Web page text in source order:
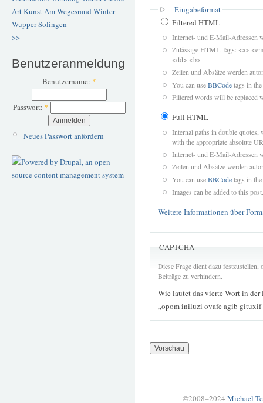
ArtKunstAm Wegesrand Winter
WupperSolingen
>>
Benutzeranmeldung
Benutzername: *
Passwort: *
Neues Passwort anfordern
Eingabeformat
Filtered HTML
Internet- und E-Mail-Adressen
Zulässige HTML-Tags: <a>
<dd> <b>
Zeilen und Absätze werden
You can useBBCodetags in
Filtered words will be replaced
Full HTML
Internal paths in double quotes,
with the appropriate absolute
Internet- und E-Mail-Adressen
Zeilen und Absätze werden
You can useBBCodetags in
Images can be added to this post.
Weitere Informationen über
CAPTCHA
Diese Frage dient dazu
Beiträge zu verhindern.
Wie lautet das vierte Wort in der
„opom iniluzi ovafe agib gituxif
©2008–2024 Michael